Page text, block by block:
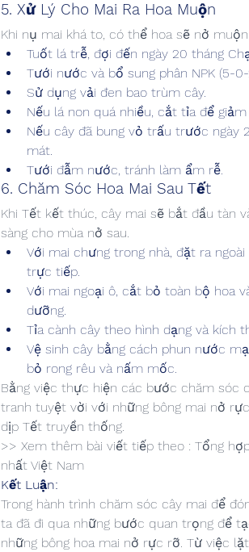
5. Xử Lý Cho Mai Ra Hoa Muộn
Khi nụ mai khá to, có thể hoa sẽ nở
Tuốt lá trễ, đợi đến ngày 20 tháng
Tưới nước và bổ sung phân NPK (5-
Sử dụng vải đen bao trùm cây.
Nếu lá non quá nhiều, cắt tỉa để
Nếu cây đã bung vỏ trấu trước ngày
mát.
Tưới đẫm nước, tránh làm ẩm rễ.
6. Chăm Sóc Hoa Mai Sau Tết
Khi Tết kết thúc, cây mai sẽ bắt đầu tàn
sàng cho mùa nở sau.
Với mai chưng trong nhà, đặt ra
trực tiếp.
Với mai ngoại ô, cắt bỏ toàn bộ hoa
dưỡng.
Tỉa cành cây theo hình dạng và kích
Vệ sinh cây bằng cách phun nước
bỏ rong rêu và nấm mốc.
Bằng việc thực hiện các bước chăm sóc
tranh tuyệt vời với những bông mai nở
dịp Tết truyền thống.
>> Xem thêm bài viết tiếp theo : Tổng
nhất Việt Nam
Kết Luận:
Trong hành trình chăm sóc cây mai để
ta đã đi qua những bước quan trọng để
những bông hoa mai nở rực rỡ. Từ việc